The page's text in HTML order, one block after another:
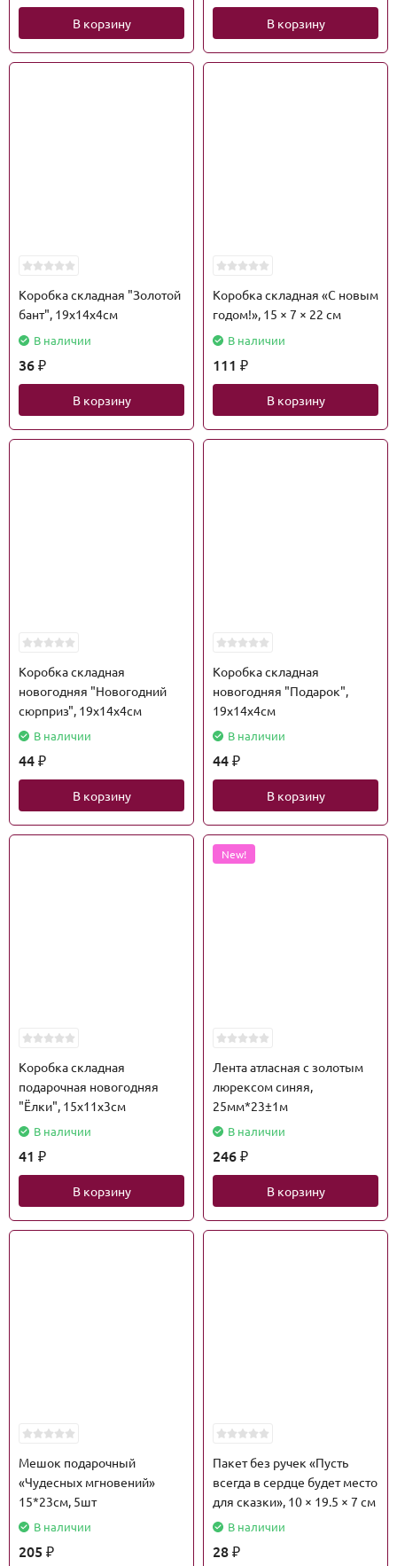
В корзину В корзину
Коробка складная "Золотой
бант", 19х14х4см
В наличии
36 ₽
В корзину
Коробка складная «С новым
годом!», 15 × 7 × 22 см
В наличии
111 ₽
В корзину
Коробка складная
новогодняя "Новогодний
сюрприз", 19х14х4см
В наличии
44 ₽
В корзину
Коробка складная
новогодняя "Подарок",
19х14х4см
В наличии
44 ₽
В корзину
Коробка складная
подарочная новогодняя
"Ёлки", 15х11х3см
В наличии
41 ₽
В корзину
New!
Лента атласная с золотым
люрексом синяя,
25мм*23±1м
В наличии
246 ₽
В корзину
Мешок подарочный
«Чудесных мгновений»
15*23см, 5шт
В наличии
205 ₽
Пакет без ручек «Пусть
всегда в сердце будет место
для сказки», 10 × 19.5 × 7 см
В наличии
28 ₽